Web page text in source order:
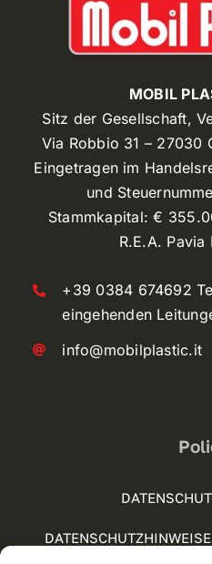
MOBIL
Sitz der Gesellschaft,
Via Robbio 31 – 27030
Eingetragen im
und
Stammkapital: €
R.E.A.
+39 0384 674692
eingehenden
info@mobilplastic.it